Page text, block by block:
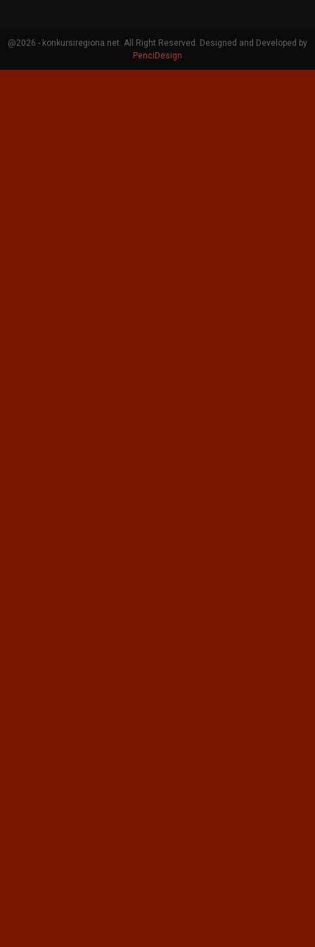
@2026 - konkursiregiona.net. All Right Reserved. Designed and Developed by
PenciDesign